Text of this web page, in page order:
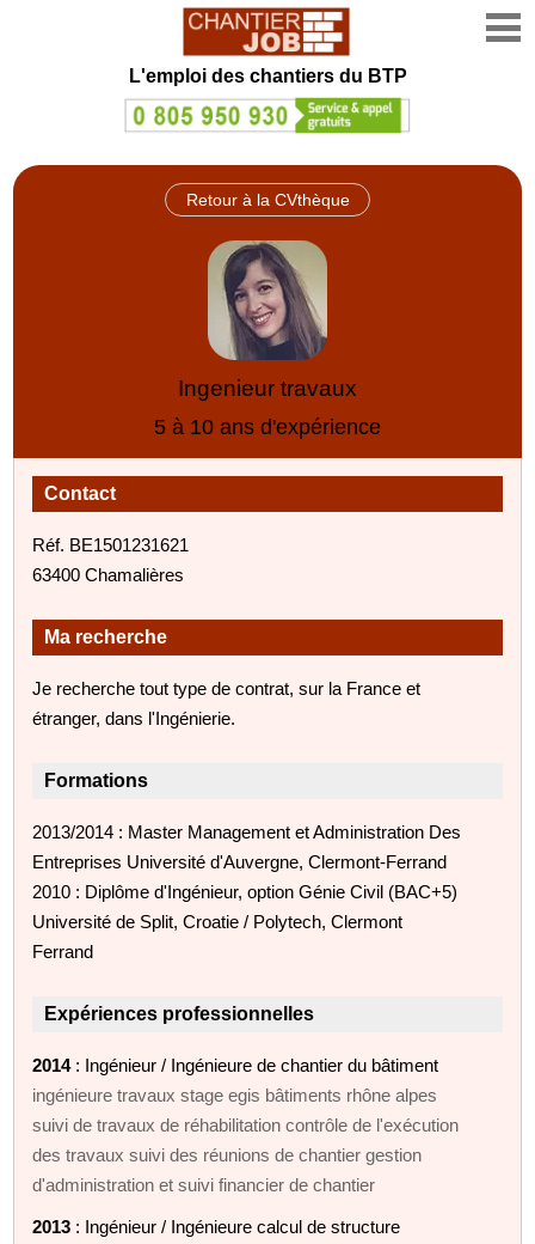
L'emploi des chantiers du BTP
Retour à la CVthèque
Ingenieur travaux
5 à 10 ans d'expérience
Contact
Réf. BE1501231621
63400 Chamalières
Ma recherche
Je recherche tout type de contrat, sur la France et
étranger, dans l'Ingénierie.
Formations
2013/2014 : Master Management et Administration Des
Entreprises Université d'Auvergne, Clermont-Ferrand
2010 : Diplôme d'Ingénieur, option Génie Civil (BAC+5)
Université de Split, Croatie / Polytech, Clermont
Ferrand
Expériences professionnelles
2014: Ingénieur / Ingénieure de chantier du bâtiment
ingénieure travaux stage egis bâtiments rhône alpes
suivi de travaux de réhabilitation contrôle de l'exécution
des travaux suivi des réunions de chantier gestion
d'administration et suivi financier de chantier
2013 : Ingénieur / Ingénieure calcul de structure